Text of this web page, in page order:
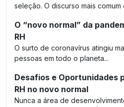
seleção. O discurso mais comum
O “novo normal” da
RH
O surto de coronavírus atingiu
pessoas em todo o planeta...
Desafios e Oportunidades
RH no novo normal
Nunca a área de